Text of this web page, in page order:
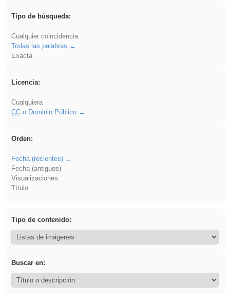
Tipo de búsqueda:
Cualquier coincidencia
Todas las palabras
Exacta
Licencia:
Cualquiera
CCo Dominio Público
Orden:
Fecha (recientes)
Fecha (antiguos)
Visualizaciones
Título
Tipo de contenido:
Buscar en: